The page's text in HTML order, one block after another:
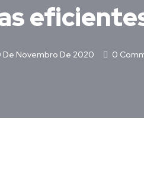
De Novembro De 2020 0